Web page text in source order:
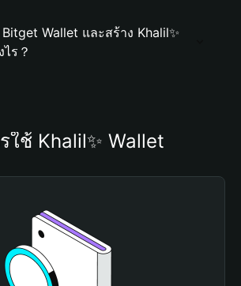
Wallet และสร้าง Khalil✨
ร？
ใช้ Khalil✨ Wallet